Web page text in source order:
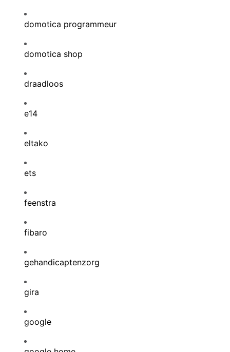
domotica programmeur
domotica shop
draadloos
e14
eltako
ets
feenstra
fibaro
gehandicaptenzorg
gira
google